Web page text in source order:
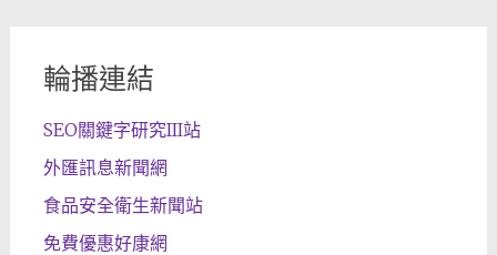
輪播連結
SEO關鍵字研究III站
外匯訊息新聞網
食品安全衛生新聞站
免費優惠好康網